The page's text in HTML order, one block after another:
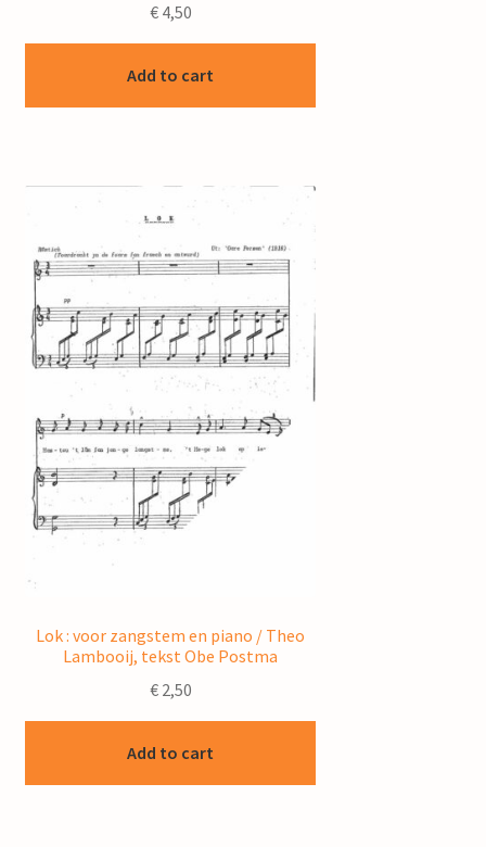
€4,50
Add to cart
Lok : voor zangstem en piano / Theo
Lambooij, tekst Obe Postma
€2,50
Add to cart